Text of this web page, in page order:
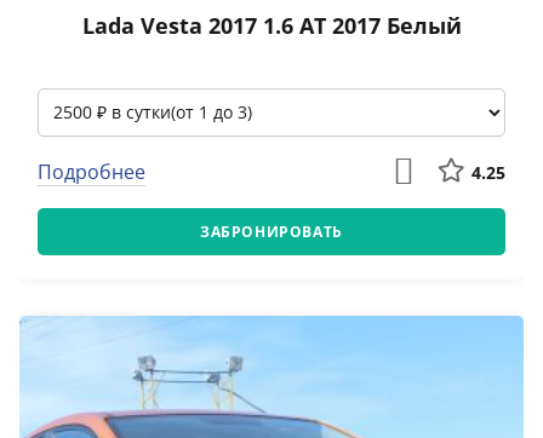
Lada Vesta 2017 1.6 АТ 2017 Белый
Подробнее 4.25
ЗАБРОНИРОВАТЬ